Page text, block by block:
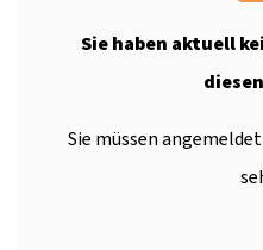
Sie haben aktuell
Sie müssen